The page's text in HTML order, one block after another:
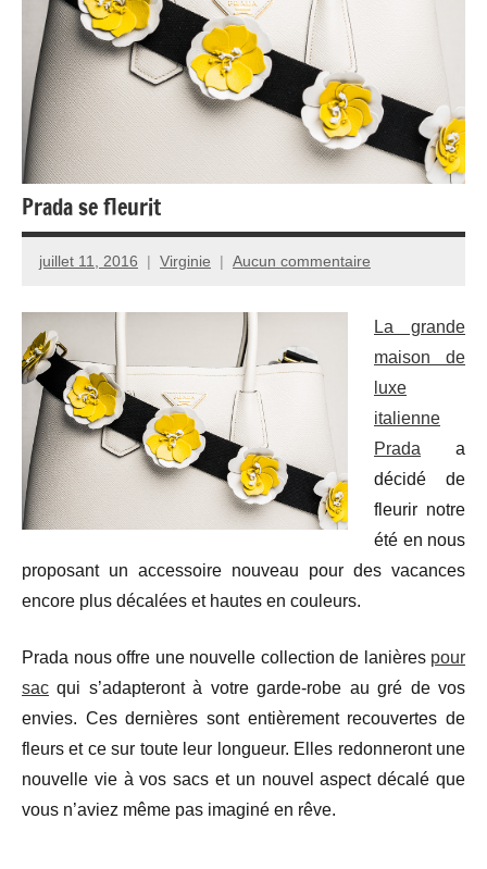
Prada se fleurit
juillet 11, 2016 Virginie Aucun commentaire
La grande
maison de
luxe
italienne
Prada a
décidé de
fleurir notre
été en nous
proposant un accessoire nouveau pour des vacances
encore plus décalées et hautes en couleurs.
Prada nous offre une nouvelle collection de lanières pour
sac qui s’adapteront à votre garde-robe au gré de vos
envies. Ces dernières sont entièrement recouvertes de
fleurs et ce sur toute leur longueur. Elles redonneront une
nouvelle vie à vos sacs et un nouvel aspect décalé que
vous n’aviez même pas imaginé en rêve.